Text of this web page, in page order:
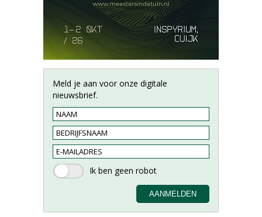
Meld je aan voor onze digitale
nieuwsbrief.